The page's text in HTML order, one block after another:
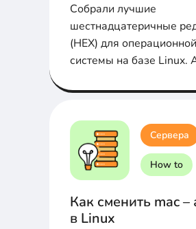
Собрали лучшие
шестнадцатеричные
(HEX) для операционной
системы на базе Linux.
Сервера
How to
Как сменить mac –
в Linux